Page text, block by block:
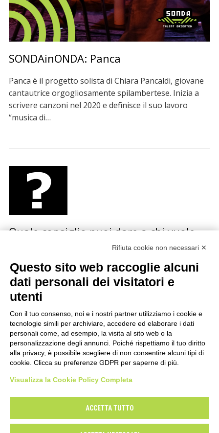
SONDAinONDA: Panca
Panca è il progetto solista di Chiara Pancaldi, giovane
cantautrice orgogliosamente spilambertese. Inizia a
scrivere canzoni nel 2020 e definisce il suo lavoro
“musica di…
Quale consiglio puoi dare a chi vuole
iniziare una carriera musicale?
La redazione di Sonda ha fatto questa domanda a
diversi artisti italiani e stranieri, dai Calexico a
Bennato, dalla Mannoia alle Orme, da Jon Spencer…
Cookie Policy
Modifica preferenze
Dichiarazione di accessibilità
Rifiuta cookie non necessari ✕
Questo sito web raccoglie alcuni
dati personali dei visitatori e
utenti
Con il tuo consenso, noi e i nostri partner utilizziamo i cookie e
tecnologie simili per archiviare, accedere ed elaborare i dati
personali come, ad esempio, la visita al sito web o la
personalizzazione degli annunci. Poiché rispettiamo il tuo diritto
alla privacy, è possibile scegliere di non consentire alcuni tipi di
cookie. Clicca su preferenze GDPR per saperne di più.
Visualizza la Cookie Policy Completa
ACCETTA TUTTO